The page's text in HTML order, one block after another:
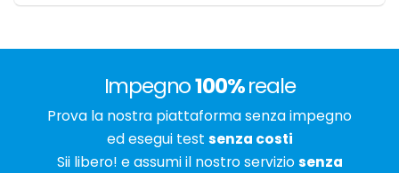
Impegno100%reale
Prova la nostra piattaforma senza impegno
ed esegui test senza costi
Sii libero! e assumi il nostro serviziosenza